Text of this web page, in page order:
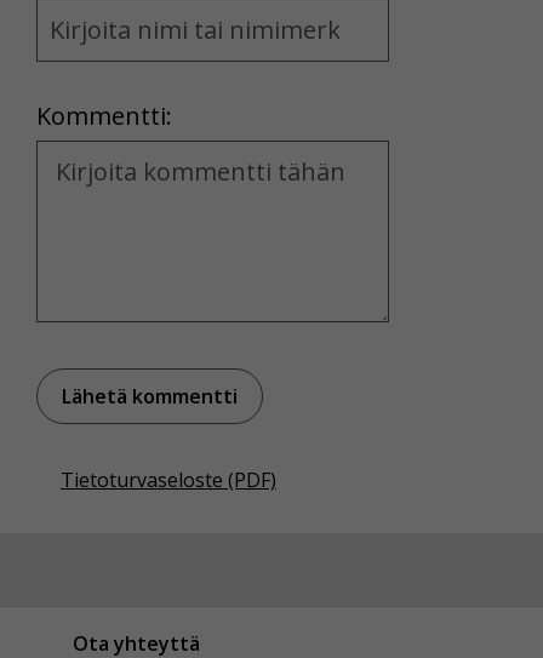
and
Kommentti:
Kommentti
Tietoturvaseloste (PDF)
Ota yhteyttä